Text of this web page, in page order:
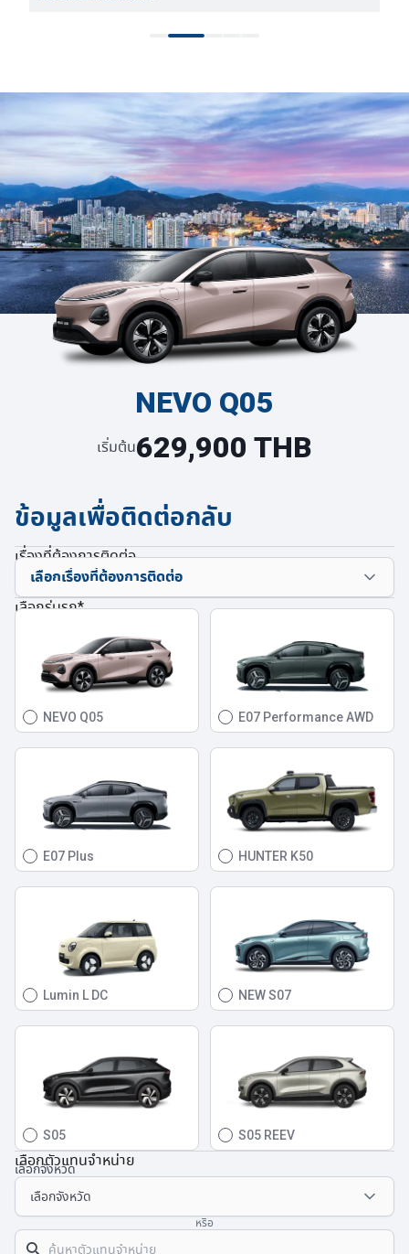
ข้อมูลเพื่อติดต่อกลับ
เรื่องที่ต้องการติดต่อ
เลือกรุ่นรถ*
NEVO Q05 E07 Performance AWD
E07 Plus HUNTER K50
Lumin L DC NEW S07
S05 S05 REEV
เลือกตัวแทนจำหน่าย
เลือกจังหวัด
หรือ
NEVO Q05
เริ่มต้น629,900 THB